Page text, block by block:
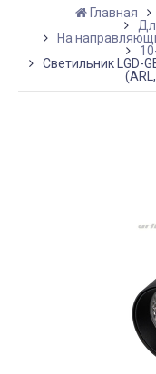
Главная
На
Светильник LGD-